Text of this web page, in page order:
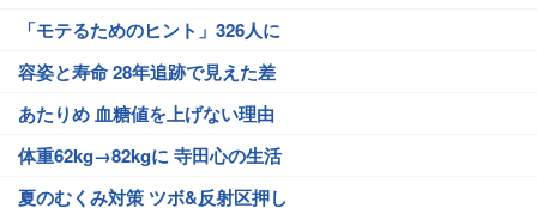
「モテるためのヒント」326人に
容姿と寿命 28年追跡で見えた差
あたりめ 血糖値を上げない理由
体重62kg→82kgに 寺田心の生活
夏のむくみ対策 ツボ&反射区押し